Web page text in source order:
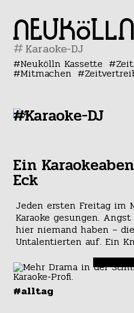
#
Neukölln Kassette
Mitmachen
#Karaoke-DJ
Ein
Eck
Jeden ersten Freitag im
Karaoke gesungen.
hier niemand haben –
Untalentierten auf. Ein
#alltag